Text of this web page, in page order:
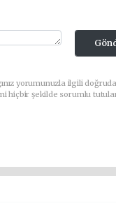
yorumunuzla ilgili
hiçbir şekilde sorumlu